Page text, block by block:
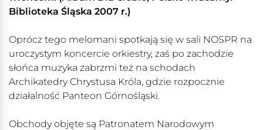
Biblioteka Śląska 2007 r.)
Oprócz tego melomani spotkają się w sali NOSPR na
uroczystym koncercie orkiestry, zaś po zachodzie
słońca muzyka zabrzmi też na schodach
Archikatedry Chrystusa Króla, gdzie rozpocznie
działalność Panteon Górnośląski.
Obchody objęte są Patronatem Narodowym